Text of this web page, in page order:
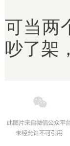
可当两
吵了架